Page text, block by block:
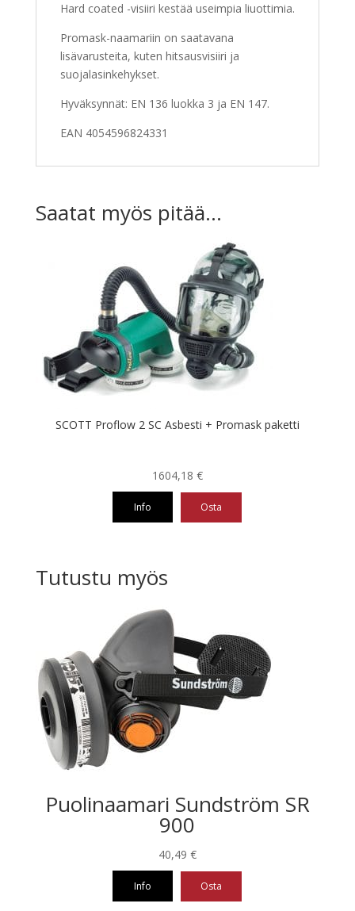
Hard coated -visiiri kestää useimpia liuottimia.
Promask-naamariin on saatavana
lisävarusteita, kuten hitsausvisiiri ja
suojalasinkehykset.
Hyväksynnät: EN 136 luokka 3 ja EN 147.
EAN 4054596824331
Saatat myös pitää...
SCOTT Proflow 2 SC Asbesti + Promask paketti
1604,18 €
Info Osta
Tutustu myös
Puolinaamari Sundström SR
900
40,49 €
Info Osta